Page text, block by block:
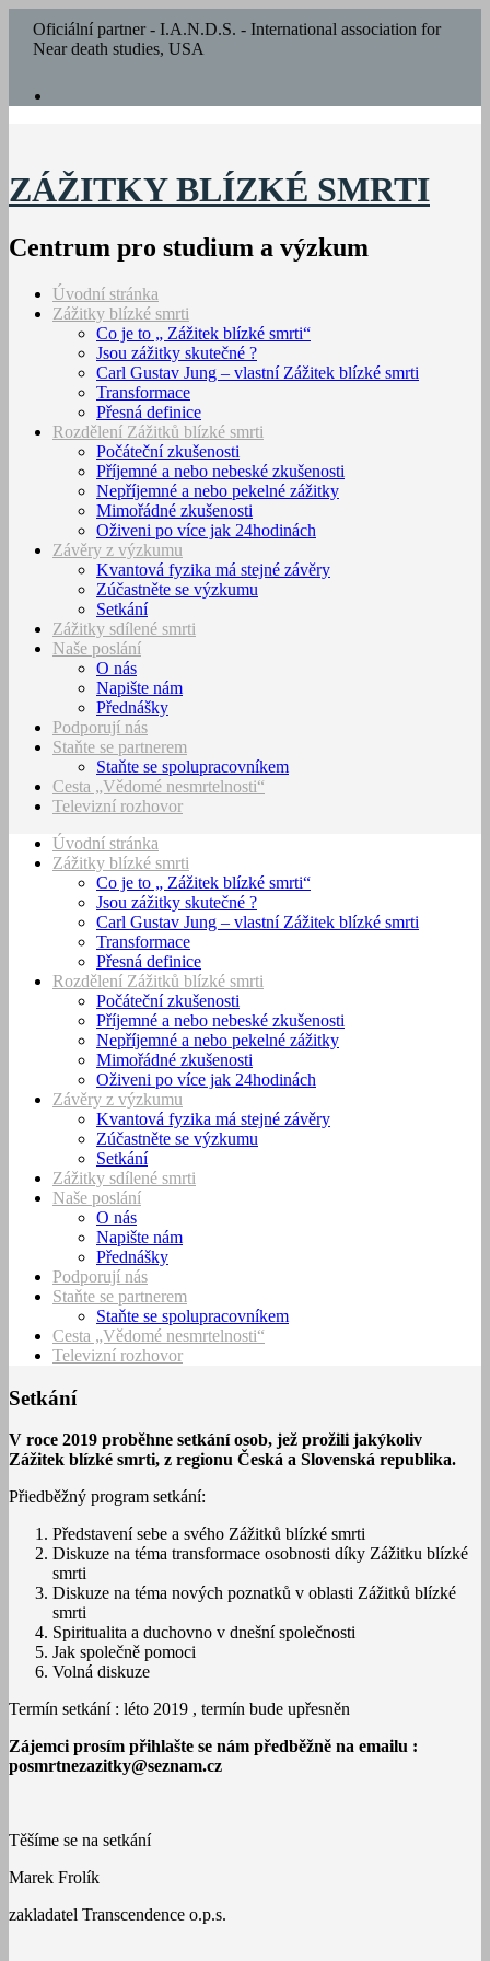
Oficiální partner - I.A.N.D.S. - International association for
Near death studies, USA
ZÁŽITKY BLÍZKÉ SMRTI
Centrum pro studium a výzkum
Úvodní stránka
Zážitky blízké smrti
Co je to „ Zážitek blízké smrti“
Jsou zážitky skutečné ?
Carl Gustav Jung – vlastní Zážitek blízké smrti
Transformace
Přesná definice
Rozdělení Zážitků blízké smrti
Počáteční zkušenosti
Příjemné a nebo nebeské zkušenosti
Nepříjemné a nebo pekelné zážitky
Mimořádné zkušenosti
Oživeni po více jak 24hodinách
Závěry z výzkumu
Kvantová fyzika má stejné závěry
Zúčastněte se výzkumu
Setkání
Zážitky sdílené smrti
Naše poslání
O nás
Napište nám
Přednášky
Podporují nás
Staňte se partnerem
Staňte se spolupracovníkem
Cesta „Vědomé nesmrtelnosti“
Televizní rozhovor
Úvodní stránka
Zážitky blízké smrti
Co je to „ Zážitek blízké smrti“
Jsou zážitky skutečné ?
Carl Gustav Jung – vlastní Zážitek blízké smrti
Transformace
Přesná definice
Rozdělení Zážitků blízké smrti
Počáteční zkušenosti
Příjemné a nebo nebeské zkušenosti
Nepříjemné a nebo pekelné zážitky
Mimořádné zkušenosti
Oživeni po více jak 24hodinách
Závěry z výzkumu
Kvantová fyzika má stejné závěry
Zúčastněte se výzkumu
Setkání
Zážitky sdílené smrti
Naše poslání
O nás
Napište nám
Přednášky
Podporují nás
Staňte se partnerem
Staňte se spolupracovníkem
Cesta „Vědomé nesmrtelnosti“
Televizní rozhovor
Setkání
V roce 2019 proběhne setkání osob, jež prožili jakýkoliv
Zážitek blízké smrti, z regionu Česká a Slovenská republika.
Přiedběžný program setkání:
Představení sebe a svého Zážitků blízké smrti
Diskuze na téma transformace osobnosti díky Zážitku blízké
smrti
Diskuze na téma nových poznatků v oblasti Zážitků blízké
smrti
Spiritualita a duchovno v dnešní společnosti
Jak společně pomoci
Volná diskuze
Termín setkání : léto 2019 , termín bude upřesněn
Zájemci prosím přihlašte se nám předběžně na emailu :
posmrtnezazitky@seznam.cz
Těšíme se na setkání
Marek Frolík
zakladatel Transcendence o.p.s.